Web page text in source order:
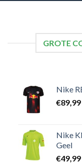
GROTE
Nike
€89,99
Nike
Geel
€49,99